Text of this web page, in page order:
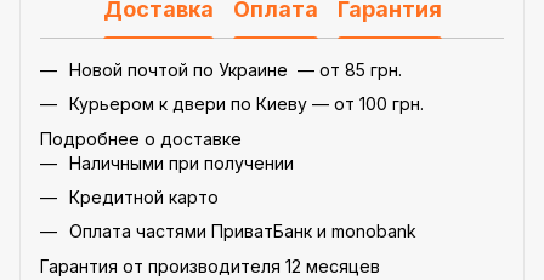
Доставка Оплата Гарантия
Новой почтой по Украине — от 85 грн.
Курьером к двери по Киеву — от 100 грн.
Подробнее о доставке
Наличными при получении
Кредитной карто
Оплата частями ПриватБанк и monobank
Гарантия от производителя 12 месяцев